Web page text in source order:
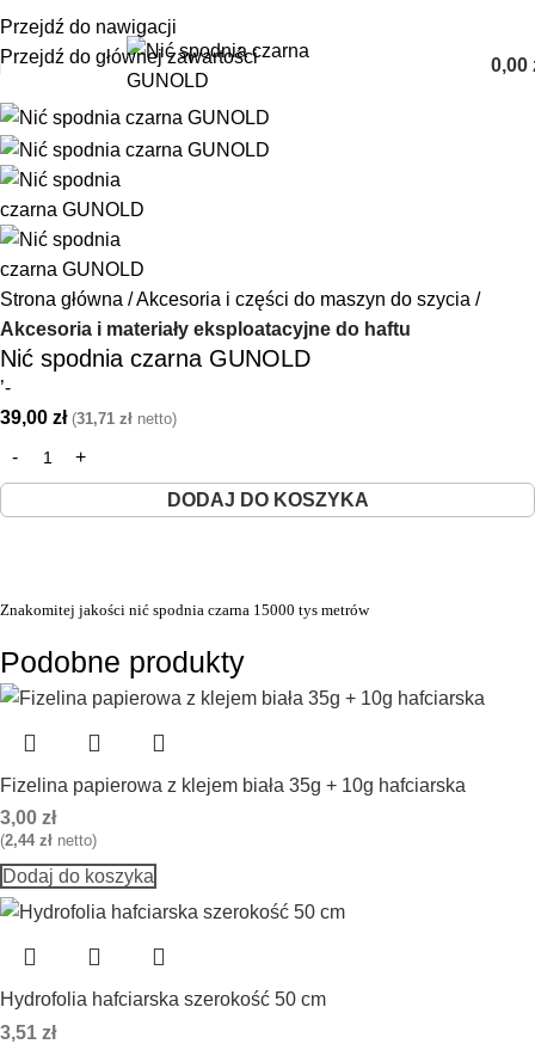
Przejdź do nawigacji
Przejdź do głównej zawartości
+48 85 653 93 55
0,00
Strona główna
Akcesoria i części do maszyn do szycia
Akcesoria i materiały eksploatacyjne do haftu
Nić spodnia czarna GUNOLD
’-
39,00 zł (31,71 zł netto)
DODAJ DO KOSZYKA
Znakomitej jakości nić spodnia czarna 15000 tys metrów
Podobne produkty
Fizelina papierowa z klejem biała 35g + 10g hafciarska
3,00 zł
(2,44 zł netto)
Dodaj do koszyka
Hydrofolia hafciarska szerokość 50 cm
3,51 zł